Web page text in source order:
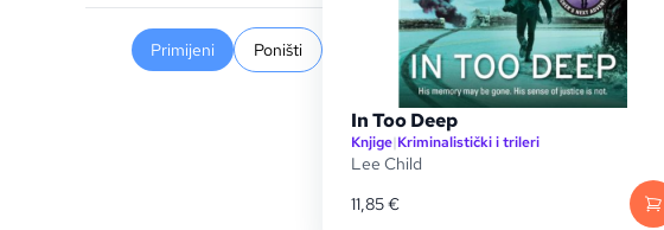
Primijeni Poništi
In Too Deep
Knjige|Kriminalistički i trileri
Lee Child
11,85€